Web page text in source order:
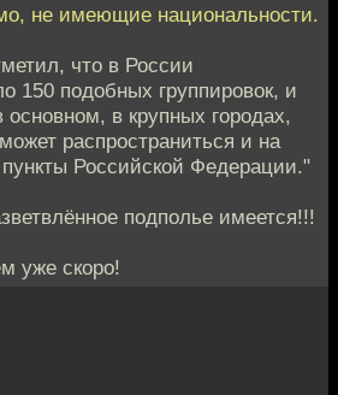
не имеющие национальности.
что в России
150 подобных группировок, и
в крупных городах,
распространиться и на
Российской Федерации."
подполье имеется!!!
уже скоро!